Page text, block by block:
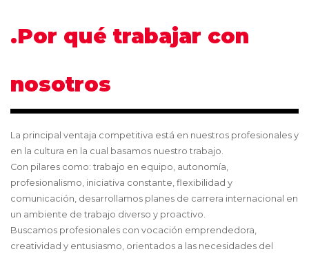
.Por qué trabajar con
nosotros
La principal ventaja competitiva está en nuestros profesionales y
en la cultura en la cual basamos nuestro trabajo.
Con pilares como: trabajo en equipo, autonomía,
profesionalismo, iniciativa constante, flexibilidad y
comunicación, desarrollamos planes de carrera internacional en
un ambiente de trabajo diverso y proactivo.
Buscamos profesionales con vocación emprendedora,
creatividad y entusiasmo, orientados a las necesidades del